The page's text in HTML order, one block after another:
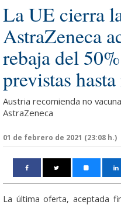
La UE cierra
AstraZeneca
rebaja del
previstas
Austria recomienda no
AstraZeneca
01 de febrero de 2021 (23:08 h.)
La última oferta, aceptada